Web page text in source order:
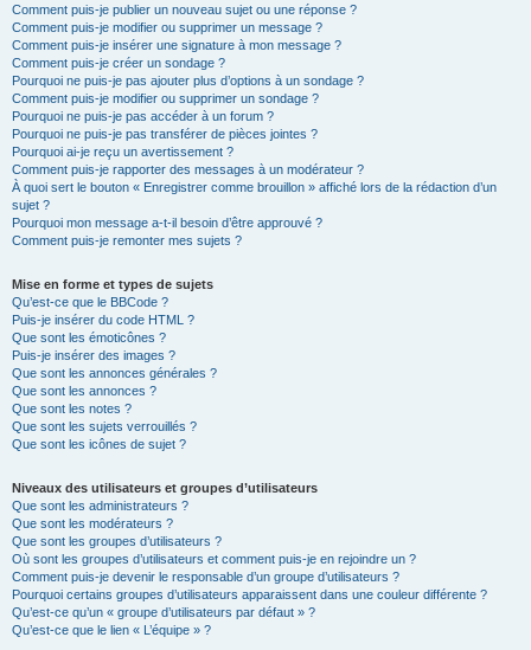
Comment puis-je publier un nouveau sujet ou une réponse ?
Comment puis-je modifier ou supprimer un message ?
Comment puis-je insérer une signature à mon message ?
Comment puis-je créer un sondage ?
Pourquoi ne puis-je pas ajouter plus d’options à un sondage ?
Comment puis-je modifier ou supprimer un sondage ?
Pourquoi ne puis-je pas accéder à un forum ?
Pourquoi ne puis-je pas transférer de pièces jointes ?
Pourquoi ai-je reçu un avertissement ?
Comment puis-je rapporter des messages à un modérateur ?
À quoi sert le bouton « Enregistrer comme brouillon » affiché lors de la rédaction d’un
sujet ?
Pourquoi mon message a-t-il besoin d’être approuvé ?
Comment puis-je remonter mes sujets ?
Mise en forme et types de sujets
Qu’est-ce que le BBCode ?
Puis-je insérer du code HTML ?
Que sont les émoticônes ?
Puis-je insérer des images ?
Que sont les annonces générales ?
Que sont les annonces ?
Que sont les notes ?
Que sont les sujets verrouillés ?
Que sont les icônes de sujet ?
Niveaux des utilisateurs et groupes d’utilisateurs
Que sont les administrateurs ?
Que sont les modérateurs ?
Que sont les groupes d’utilisateurs ?
Où sont les groupes d’utilisateurs et comment puis-je en rejoindre un ?
Comment puis-je devenir le responsable d’un groupe d’utilisateurs ?
Pourquoi certains groupes d’utilisateurs apparaissent dans une couleur différente ?
Qu’est-ce qu’un « groupe d’utilisateurs par défaut » ?
Qu’est-ce que le lien « L’équipe » ?